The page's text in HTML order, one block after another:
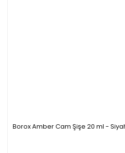
Borox Amber Cam Şişe 20 ml -